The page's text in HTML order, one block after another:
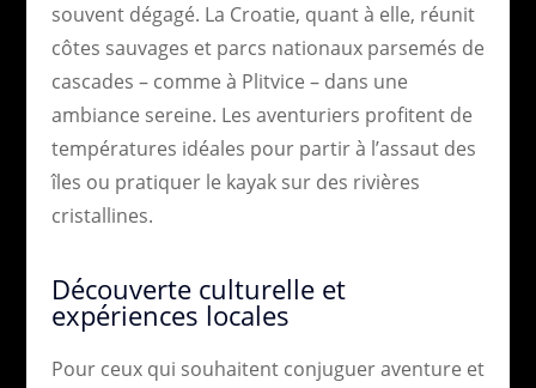
souvent dégagé. La Croatie, quant à elle, réunit
côtes sauvages et parcs nationaux parsemés de
cascades – comme à Plitvice – dans une
ambiance sereine. Les aventuriers profitent de
températures idéales pour partir à l’assaut des
îles ou pratiquer le kayak sur des rivières
cristallines.
Découverte culturelle et
expériences locales
Pour ceux qui souhaitent conjuguer aventure et